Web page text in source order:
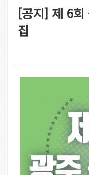
[공지] 제 6회
집